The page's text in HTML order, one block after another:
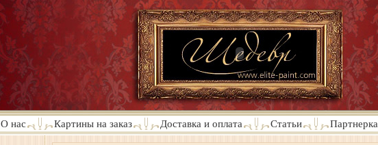
О нас Картины на заказ Доставка и оплата Статьи Партнерка